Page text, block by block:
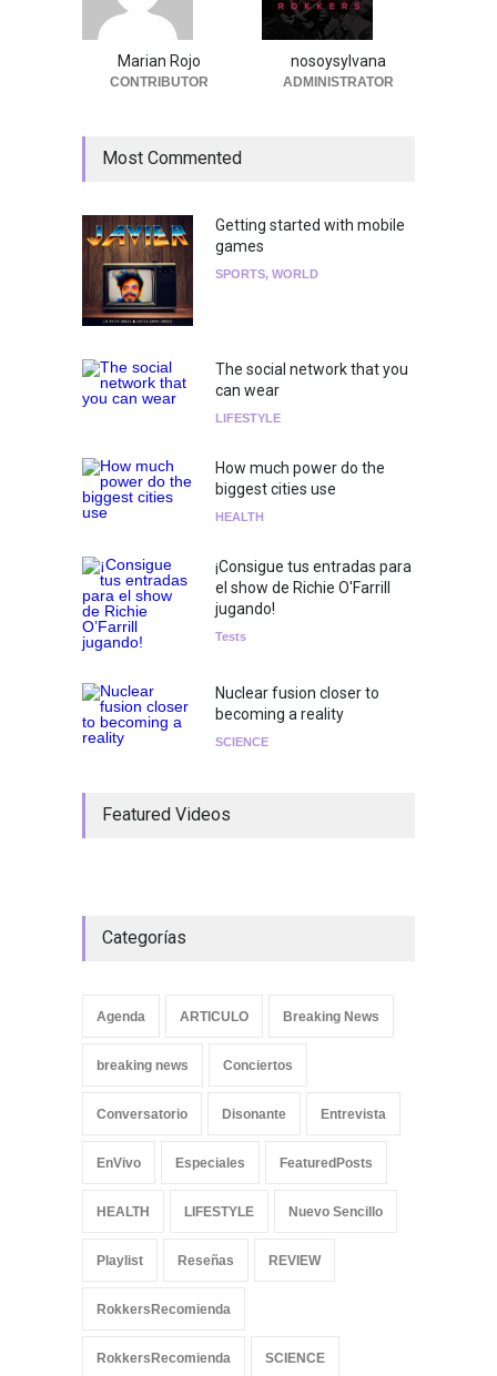
Marian Rojo
CONTRIBUTOR
nosoysylvana
ADMINISTRATOR
Most Commented
Getting started with mobile
games
SPORTS, WORLD
The social network that you
can wear
LIFESTYLE
How much power do the
biggest cities use
HEALTH
¡Consigue tus entradas para
el show de Richie O'Farrill
jugando!
Tests
Nuclear fusion closer to
becoming a reality
SCIENCE
Featured Videos
Categorías
Agenda ARTICULO Breaking News
breaking news Conciertos
Conversatorio Disonante Entrevista
EnVivo Especiales FeaturedPosts
HEALTH LIFESTYLE Nuevo Sencillo
Playlist Reseñas REVIEW
RokkersRecomienda
RokkersRecomienda SCIENCE